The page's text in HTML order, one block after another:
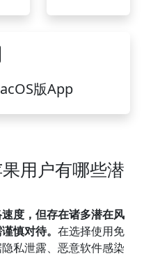
版App
用户有哪些潜
度，但存在诸多潜在风
慎对待。 在选择使用免
私泄露、恶意软件感染